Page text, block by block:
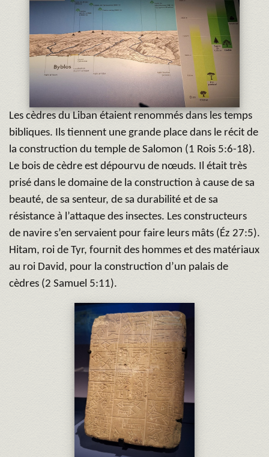
Les cèdres du Liban étaient renommés dans les temps
bibliques. Ils tiennent une grande place dans le récit de
la construction du temple de Salomon (1 Rois 5:6-18).
Le bois de cèdre est dépourvu de nœuds. Il était très
prisé dans le domaine de la construction à cause de sa
beauté, de sa senteur, de sa durabilité et de sa
résistance à l’attaque des insectes. Les constructeurs
de navire s’en servaient pour faire leurs mâts (Éz 27:5).
Hitam, roi de Tyr, fournit des hommes et des matériaux
au roi David, pour la construction d’un palais de
cèdres (2 Samuel 5:11).